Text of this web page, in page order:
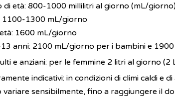
di età: 800-1000 millilitri al giorno (mL/
1100-1300 mL/giorno
1600 mL/giorno
anni: 2100 mL/giorno per i bambini e
e anziani: per le femmine 2 litri al giorno
indicativi: in condizioni di climi caldi e
sensibilmente, fino a raggiungere il